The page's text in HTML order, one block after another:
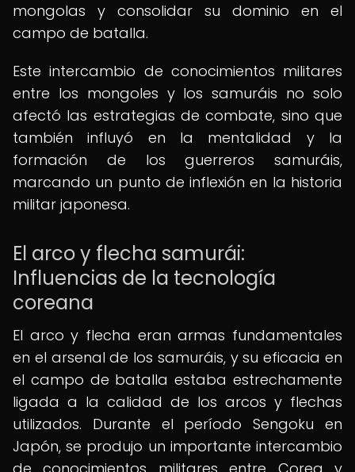
mongolas y consolidar su dominio en el
campo de batalla.
Este intercambio de conocimientos militares
entre los mongoles y los samuráis no solo
afectó las estrategias de combate, sino que
también influyó en la mentalidad y la
formación de los guerreros samuráis,
marcando un punto de inflexión en la historia
militar japonesa.
El arco y flecha samurái:
Influencias de la tecnología
coreana
El arco y flecha eran armas fundamentales
en el arsenal de los samuráis, y su eficacia en
el campo de batalla estaba estrechamente
ligada a la calidad de los arcos y flechas
utilizados. Durante el período Sengoku en
Japón, se produjo un importante intercambio